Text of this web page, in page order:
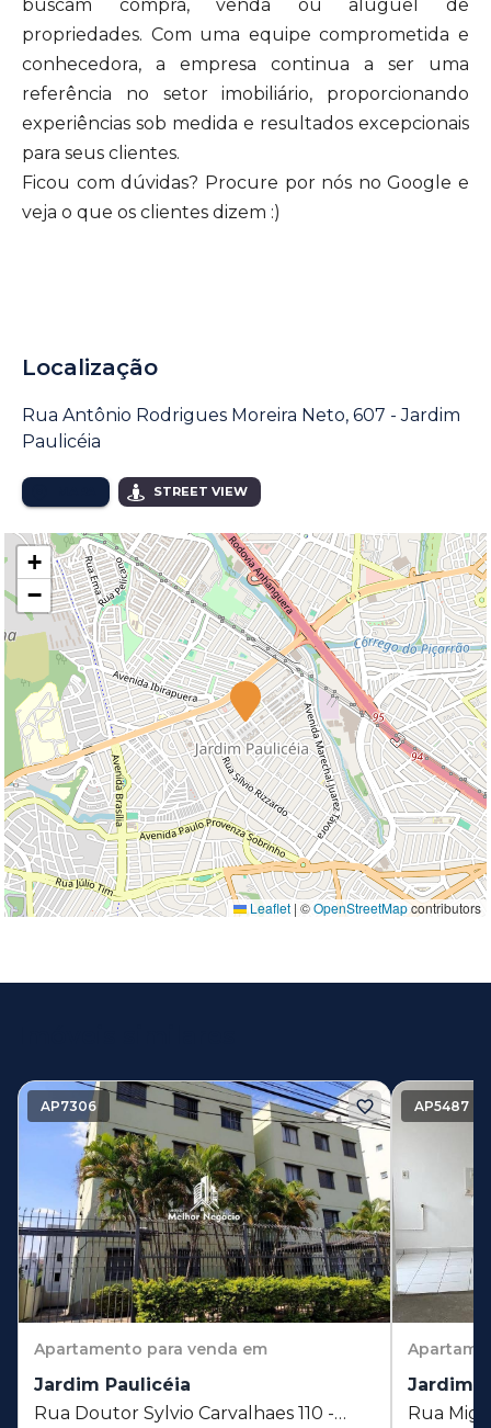
buscam compra, venda ou aluguel de
propriedades. Com uma equipe comprometida e
conhecedora, a empresa continua a ser uma
referência no setor imobiliário, proporcionando
experiências sob medida e resultados excepcionais
para seus clientes.
Ficou com dúvidas? Procure por nós no Google e
veja o que os clientes dizem :)
Localização
Rua Antônio Rodrigues Moreira Neto, 607 - Jardim
Paulicéia
STREET VIEW
+
−
Leaflet | ©OpenStreetMapcontributors
AP7306
Apartamento para venda em
Jardim Paulicéia
Rua Doutor Sylvio Carvalhaes 110 -
AP5487
Jardim
Rua